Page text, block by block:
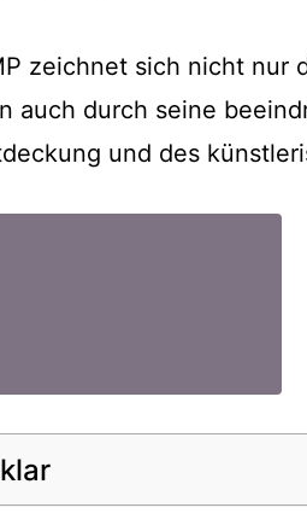
zeichnet sich nicht nur
auch durch seine
und des